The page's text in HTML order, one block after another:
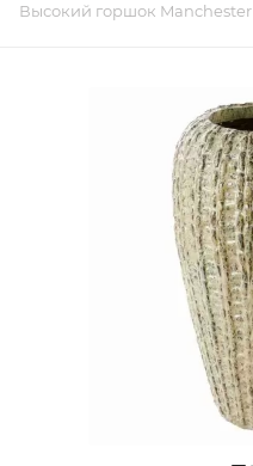
Высокий горшок Manchester